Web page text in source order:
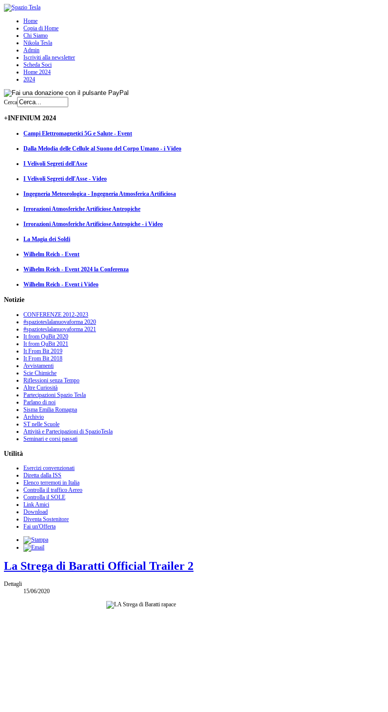
Home
Copia di Home
Chi Siamo
Nikola Tesla
Admin
Iscriviti alla newsletter
Scheda Soci
Home 2024
2024
Cerca
+INFINIUM 2024
Campi Elettromagnetici 5G e Salute - Event
Dalla Melodia delle Cellule al Suono del Corpo Umano - i Video
I Velivoli Segreti dell'Asse
I Velivoli Segreti dell'Asse - Video
Ingegneria Meteorologica - Ingegneria Atmosferica Artificiosa
Irrorazioni Atmosferiche Artificiose Antropiche
Irrorazioni Atmosferiche Artificiose Antropiche - i Video
La Magia dei Soldi
Wilhelm Reich - Event
Wilhelm Reich - Event 2024 la Conferenza
Wilhelm Reich - Event i Video
Notizie
CONFERENZE 2012-2023
#spazioteslalanuovaforma 2020
#spazioteslalanuovaforma 2021
It from QuBit 2020
It from QuBit 2021
It From Bit 2019
It From Bit 2018
Avvistamenti
Scie Chimiche
Riflessioni senza Tempo
Altre Curiosità
Partecipazioni Spazio Tesla
Parlano di noi
Sisma Emilia Romagna
Archivio
ST nelle Scuole
Attività e Partecipazioni di SpazioTesla
Seminari e corsi passati
Utilità
Esercizi convenzionati
Diretta dalla ISS
Elenco terremoti in Italia
Controlla il traffico Aereo
Controlla il SOLE
Link Amici
Download
Diventa Sostenitore
Fai un'Offerta
La Strega di Baratti Official Trailer 2
Dettagli
15/06/2020